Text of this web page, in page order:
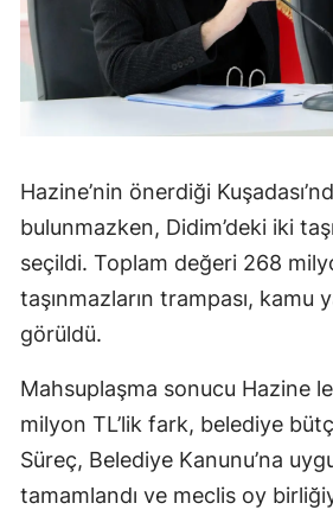
Hazine’nin önerdiği
bulunmazken, Didim’deki iki
seçildi. Toplam değeri 268
taşınmazların trampası, kamu
görüldü.
Mahsuplaşma sonucu Hazine
milyon TL’lik fark, belediye
Süreç, Belediye Kanunu’na
tamamlandı ve meclis oy